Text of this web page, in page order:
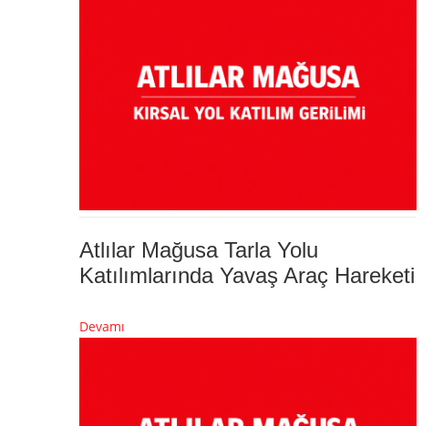
Atlılar Mağusa Tarla Yolu
Katılımlarında Yavaş Araç Hareketi
Devamı